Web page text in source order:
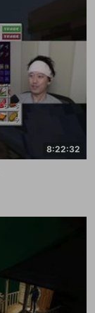
8:22:32